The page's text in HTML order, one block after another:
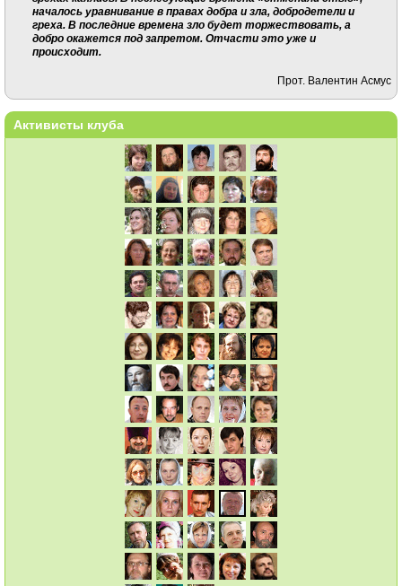
началось уравнивание в правах добра и зла, добродетели и
греха. В последние времена зло будет торжествовать, а
добро окажется под запретом. Отчасти это уже и
происходит.
Прот. Валентин Асмус
Активисты клуба